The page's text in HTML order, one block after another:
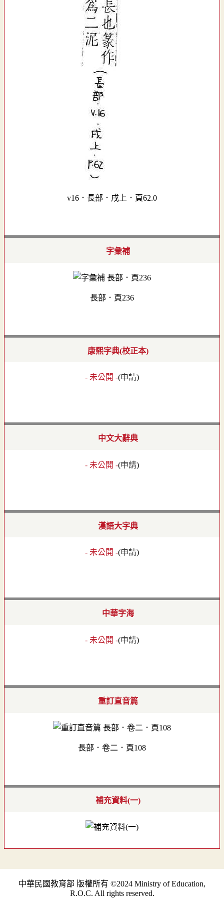
v16．長部．戌上．頁62.0
字彙補
長部．頁236
康熙字典(校正本)
- 未公開 -(申請)
中文大辭典
- 未公開 -(申請)
漢語大字典
- 未公開 -(申請)
中華字海
- 未公開 -(申請)
重訂直音篇
長部．卷二．頁108
補充資料(一)
中華民國教育部 版權所有 ©2024 Ministry of Education,
R.O.C. All rights reserved.